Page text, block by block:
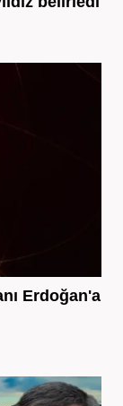
Erdoğan'a